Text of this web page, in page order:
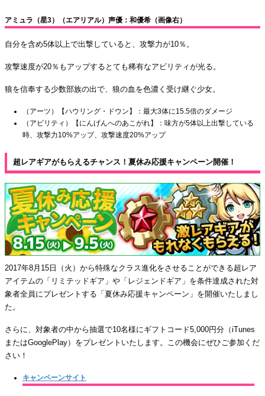
アミュラ（星3）（エアリアル）声優：和優希（画像右）
自分を含め5体以上で出撃していると、攻撃力が10％。
攻撃速度が20％もアップするとても稀有なアビリティが光る。
狼を信奉する少数部族の出で、狼の血を色濃く受け継ぐ少女。
（アーツ）【ハウリング・ドウン】：最大3体に15.5倍のダメージ
（アビリティ）【にんげんへのあこがれ】：味方が5体以上出撃している
時、攻撃力10%アップ、攻撃速度20%アップ
超レアギアがもらえるチャンス！夏休み応援キャンペーン開催！
2017年8月15日（火）から特殊なクラス進化をさせることができる超レア
アイテムの「リミテッドギア」や「レジェンドギア」を条件達成された対
象者全員にプレゼントする「夏休み応援キャンペーン」を開催いたしまし
た。
さらに、対象者の中から抽選で10名様にギフトコード5,000円分（iTunes
またはGooglePlay）をプレゼントいたします。この機会にぜひご参加くだ
さい！
キャンペーンサイト